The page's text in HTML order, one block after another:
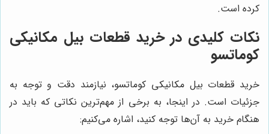
کرده است.
نکات کلیدی در خرید قطعات بیل مکانیکی
کوماتسو
خرید قطعات بیل مکانیکی کوماتسو، نیازمند دقت و توجه به
جزئیات است. در اینجا، به برخی از مهم‌ترین نکاتی که باید در
هنگام خرید به آن‌ها توجه کنید، اشاره می‌کنیم: